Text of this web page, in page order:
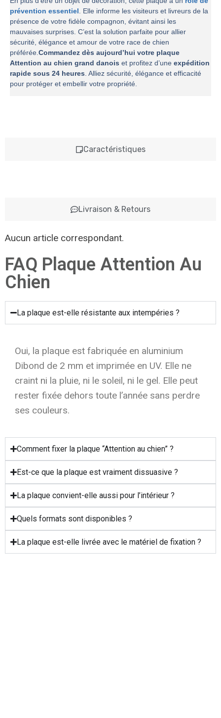
Caractéristiques
Livraison & Retours
prévention essentiel. Elle informe les visiteurs et livreurs de la
présence de votre fidèle compagnon, évitant ainsi les
mauvaises surprises. C’est la solution parfaite pour allier
sécurité, élégance et amour de votre race de chien
préférée.Commandez dès aujourd’hui votre plaque
Attention au chien grand danois et profitez d’une expédition
rapide sous 24 heures. Alliez sécurité, élégance et efficacité
pour protéger et embellir votre propriété.
Aucun article correspondant.
FAQ Plaque Attention Au
Chien
La plaque est-elle résistante aux intempéries ?
Oui, la plaque est fabriquée en aluminium
Dibond de 2 mm et imprimée en UV. Elle ne
craint ni la pluie, ni le soleil, ni le gel. Elle peut
rester fixée dehors toute l’année sans perdre
ses couleurs.
Comment fixer la plaque “Attention au chien” ?
Est-ce que la plaque est vraiment dissuasive ?
La plaque convient-elle aussi pour l’intérieur ?
Quels formats sont disponibles ?
La plaque est-elle livrée avec le matériel de fixation ?